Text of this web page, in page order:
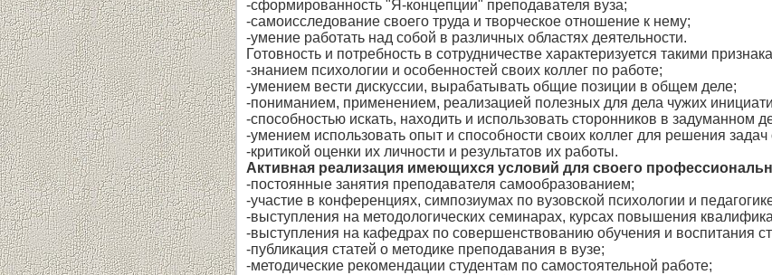
-сформированность "Я-концепции" преподавателя вуза;
-самоисследование своего труда и творческое отношение к нему;
-умение работать над собой в различных областях деятельности.
Готовность и потребность в сотрудничестве характеризуется такими
-знанием психологии и особенностей своих коллег по работе;
-умением вести дискуссии, вырабатывать общие позиции в общем деле;
-пониманием, применением, реализацией полезных для дела чужих
-способностью искать, находить и использовать сторонников в задуманном
-умением использовать опыт и способности своих коллег для решения задач
-критикой оценки их личности и результатов их работы.
Активная реализация имеющихся условий для своего
-постоянные занятия преподавателя самообразованием;
-участие в конференциях, симпозиумах по вузовской психологии и
-выступления на методологических семинарах, курсах повышения
-выступления на кафедрах по совершенствованию обучения и воспитания
-публикация статей о методике преподавания в вузе;
-методические рекомендации студентам по самостоятельной работе;